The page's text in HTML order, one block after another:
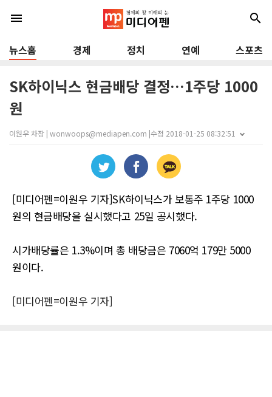
menu search
뉴스홈 경제 정치 연예 스포츠
SK하이닉스 현금배당 결정…1주당 1000
원
이원우 차장 | wonwoops@mediapen.com |수정 2018-01-25 08:32:51
[미디어펜=이원우 기자]SK하이닉스가 보통주 1주당 1000
원의 현금배당을 실시했다고 25일 공시했다.
시가배당률은 1.3%이며 총 배당금은 7060억 179만 5000
원이다.
[미디어펜=이원우 기자]